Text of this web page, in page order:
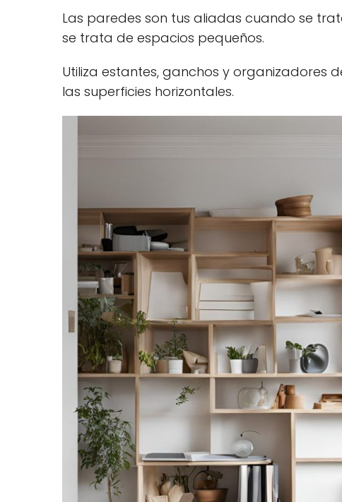
Las paredes son tus aliadas cuando se
se trata de espacios pequeños.
Utiliza estantes, ganchos y organizadores
las superficies horizontales.